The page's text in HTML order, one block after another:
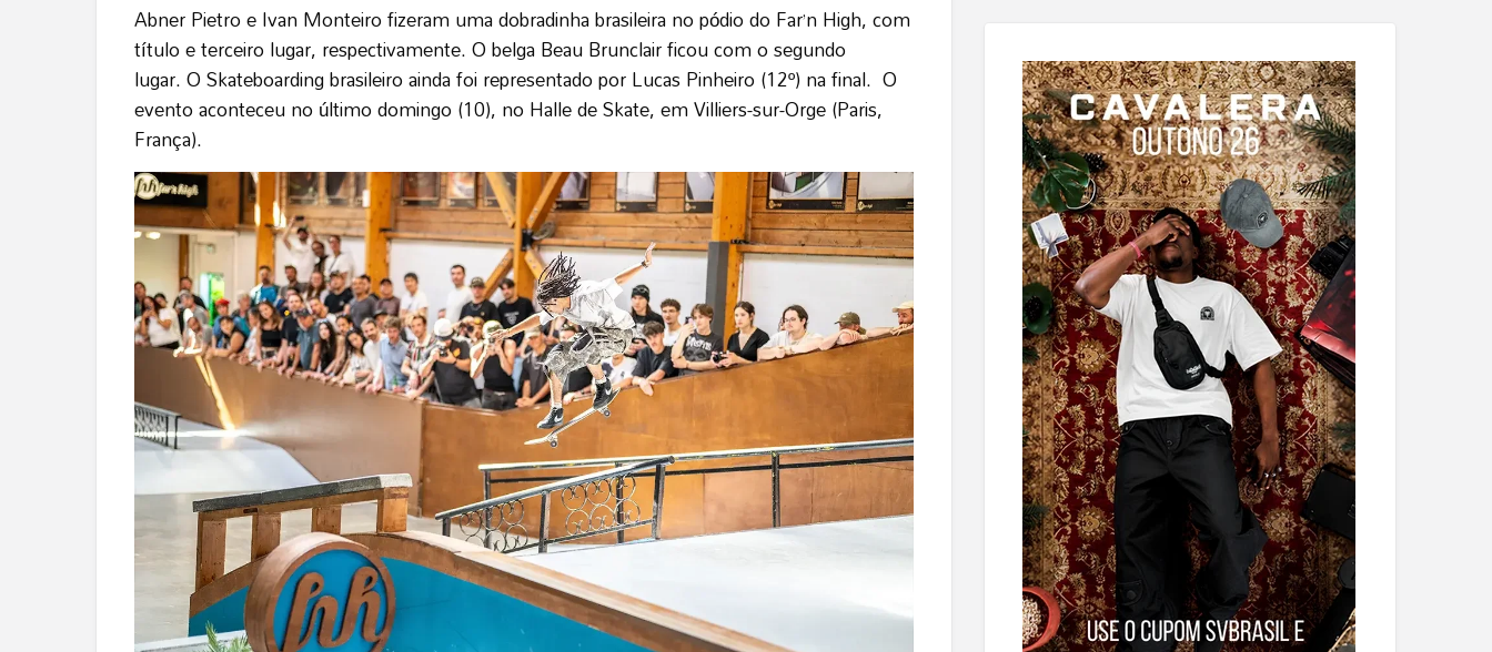
Abner Pietro e Ivan Monteiro fizeram uma dobradinha brasileira no pódio do Far’n High, com
título e terceiro lugar, respectivamente. O belga Beau Brunclair ficou com o segundo
lugar. O Skateboarding brasileiro ainda foi representado por Lucas Pinheiro (12º) na final. O
evento aconteceu no último domingo (10), no Halle de Skate, em Villiers-sur-Orge (Paris,
França).